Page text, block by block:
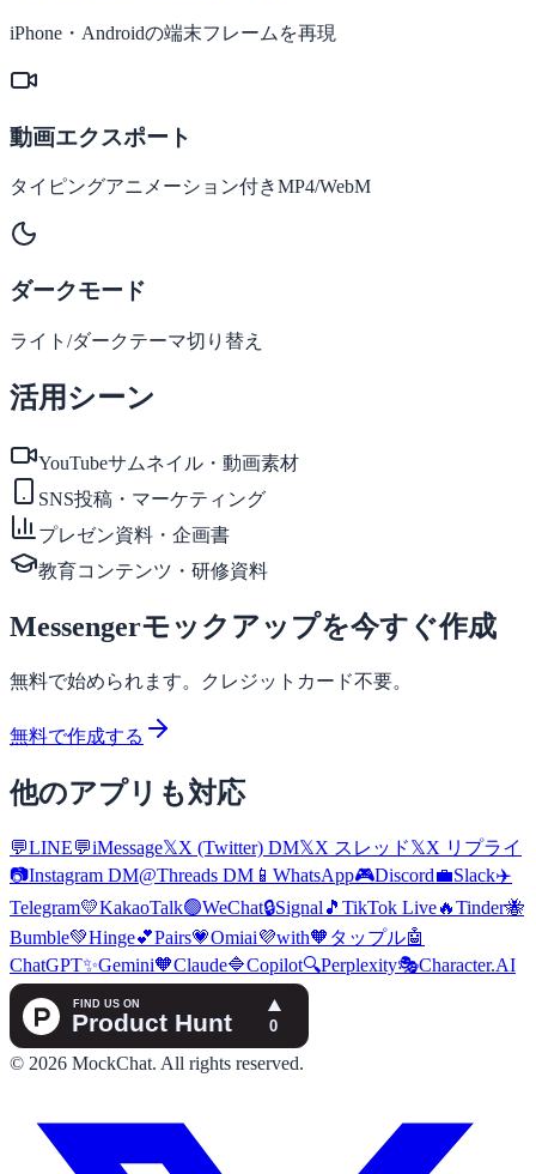
iPhone・Androidの端末フレームを再現
動画エクスポート
タイピングアニメーション付きMP4/WebM
ダークモード
ライト/ダークテーマ切り替え
活用シーン
YouTubeサムネイル・動画素材
SNS投稿・マーケティング
プレゼン資料・企画書
教育コンテンツ・研修資料
Messengerモックアップを今すぐ作成
無料で始められます。クレジットカード不要。
無料で作成する
他のアプリも対応
💬LINE💬iMessage𝕏X (Twitter) DM𝕏X スレッド𝕏X リプライ
📷Instagram DM@Threads DM 📱 WhatsApp🎮Discord💼Slack✈️
Telegram💛KakaoTalk🟢WeChat🔒Signal 🎵 TikTok Live🔥Tinder🐝
Bumble💚Hinge💕Pairs💗Omiai💜with🧡 タップル🤖
ChatGPT✨Gemini🧡Claude🔷Copilot🔍Perplexity🎭Character.AI
© 2026 MockChat. All rights reserved.